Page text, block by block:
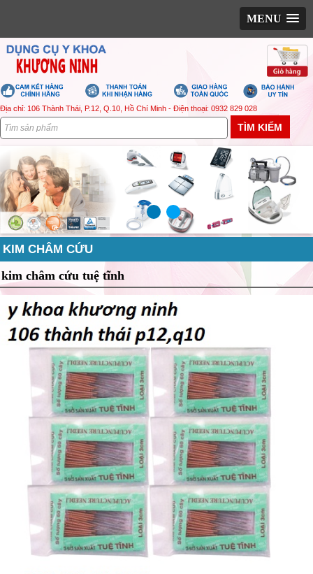
MENU
Địa chỉ: 106 Thành Thái, P.12, Q.10, Hồ Chí Minh - Điện thoại: 0932 829 028
KIM CHÂM CỨU
kim châm cứu tuệ tĩnh